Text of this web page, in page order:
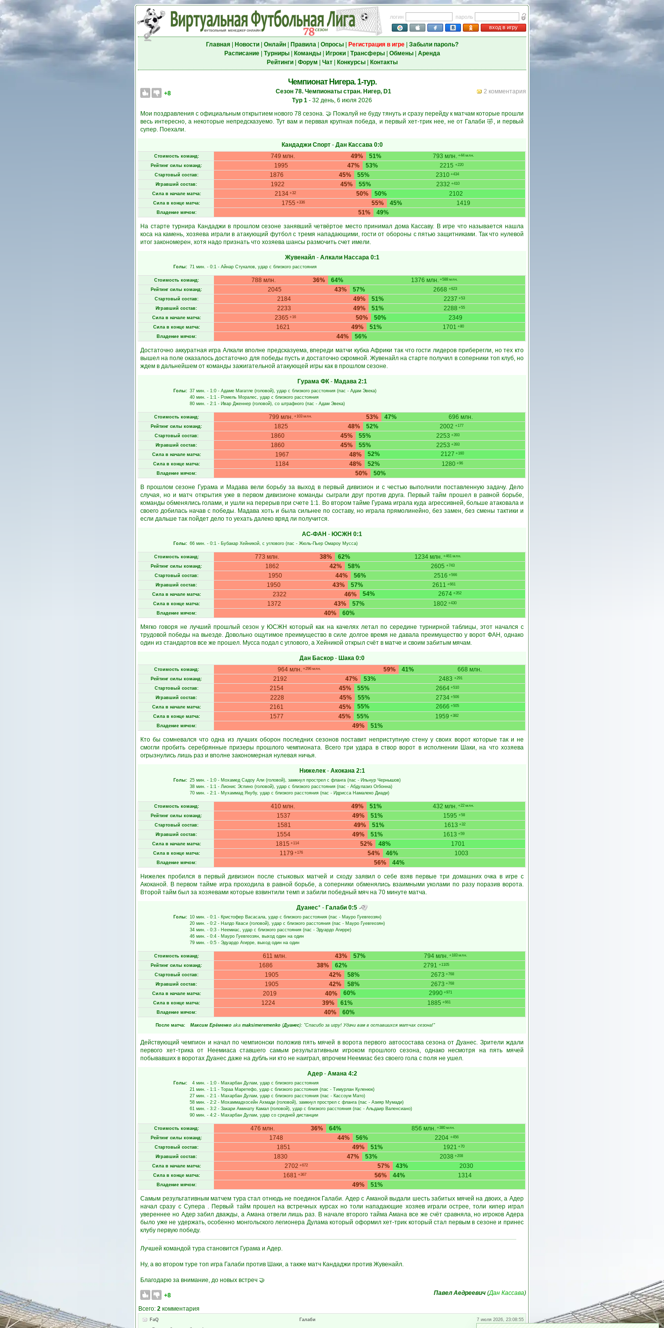
логин
пароль
вход в игру
Главная| Новости| Онлайн| Правила| Опросы| Регистрация в игре| Забыли пароль?
Расписание| Турниры| Команды| Игроки| Трансферы| Обмены| Аренда
Рейтинги| Форум Чат| Конкурсы| Контакты
Чемпионат Нигера. 1-тур.
+8 2 комментария
Сезон 78. Чемпионаты стран. Нигер, D1
Тур 1 - 32 день, 6 июля 2026
Мои поздравления с официальным открытием нового 78 сезона. 🤝 Пожалуй не буду тянуть и сразу перейду к матчам которые прошли
весь интересно, а некоторые непредсказуемо. Тут вам и перввая крупная победа, и первый хет-трик нее, не от Галаби 🤣, и первый
супер. Поехали.
Кандаджи Спорт- Дан Кассава 0:0
Стоимость команд: 49%
749 млн. 51% 793 млн. +44 млн.
Рейтинг силы команд: 47%
1995 53% 2215 +220
Стартовый состав: 45%
1876 55% 2310+434
Игравший состав: 45%
1922 55% 2332 +410
Сила в начале матча: 50%
2134 +32 50% 2102
Сила в конце матча: 55%
1755 +336 45% 1419
Владение мячом: 51%
49%
На старте турнира Кандаджи в прошлом сезоне занявший четвёртое место принимал дома Кассаву. В игре что называется нашла
коса на камень, хозяева играли в атакующий футбол с тремя нападающими, гости от обороны с пятью защитниками. Так что нулевой
итог закономерен, хотя надо признать что хозяева шансы размочить счет имели.
Жувенайл - Алкали Нассара 0:1
Голы: 71 мин. - 0:1 - Айнар Стукалов, удар с близкого расстояния
Стоимость команд: 36%
788 млн. 64% 1376 млн. +588 млн.
Рейтинг силы команд: 43%
2045 57% 2668 +623
Стартовый состав: 49%
2184 51% 2237 +53
Игравший состав: 49%
2233 51% 2288 +55
Сила в начале матча: 50%
2365 +16 50% 2349
Сила в конце матча: 49%
1621 51% 1701 +80
Владение мячом: 44%
56%
Достаточно аккуратная игра Алкали вполне предсказуема, впереди матчи кубка Африки так что гости лидеров приберегли, но тех кто
вышел на поле оказалось достаточно для победы пусть и достаточно скромной. Жувенайл на старте получил в соперники топ клуб, но
ждем в дальнейшем от команды зажигательной атакующей игры как в прошлом сезоне.
Гурама ФК- Мадава 2:1
Голы: 37 мин. - 1:0 - Адаме Магатле (головой), удар с близкого расстояния (пас - Адам Эвека)
40 мин. - 1:1 - Ромель Моралес, удар с близкого расстояния
80 мин. - 2:1 - Ивар Дженнер (головой), со штрафного (пас - Адам Эвека)
Стоимость команд: 53%
799 млн. +103 млн. 47% 696 млн.
Рейтинг силы команд: 48%
1825 52% 2002 +177
Стартовый состав: 45%
1860 55% 2253 +393
Игравший состав: 45%
1860 55% 2253 +393
Сила в начале матча: 48%
1967 52% 2127 +160
Сила в конце матча: 48%
1184 52% 1280 +96
Владение мячом: 50%
50%
В прошлом сезоне Гурама и Мадава вели борьбу за выход в первый дивизион и с честью выполнили поставленную задачу. Дело
случая, но и матч открытия уже в первом дивизионе команды сыграли друг против друга. Первый тайм прошел в равной борьбе,
команды обменялись голами, и ушли на перерыв при счете 1:1. Во втором тайме Гурама играла куда агрессивней, больше атаковала и
своего добилась начав с победы. Мадава хоть и была сильнее по составу, но играла прямолинейно, без замен, без смены тактики и
если дальше так пойдет дело то уехать далеко вряд ли получится.
АС-ФАН - ЮСЖН 0:1
Голы: 66 мин. - 0:1 - Бубакар Хейникой, с углового (пас - Жюль-Пьер Омароу Мусса)
Стоимость команд: 38%
773 млн. 62% 1234 млн. +461 млн.
Рейтинг силы команд: 42%
1862 58% 2605 +743
Стартовый состав: 44%
1950 56% 2516 +566
Игравший состав: 43%
1950 57% 2611 +661
Сила в начале матча: 46%
2322 54% 2674 +352
Сила в конце матча: 43%
1372 57% 1802 +430
Владение мячом: 40%
60%
Мягко говоря не лучший прошлый сезон у ЮСЖН который как на качелях летал по середине турнирной таблицы, этот начался с
трудовой победы на выезде. Довольно ощутимое преимущество в силе долгое время не давала преимущество у ворот ФАН, однако
один из стандартов все же прошел. Мусса подал с углового, а Хейникой открыл счёт в матче и своим забитым мячам.
Дан Баскор - Шака 0:0
Стоимость команд: 59%
964 млн. +296 млн. 41% 668 млн.
Рейтинг силы команд: 47%
2192 53% 2483 +291
Стартовый состав: 45%
2154 55% 2664 +510
Игравший состав: 45%
2228 55% 2734 +506
Сила в начале матча: 45%
2161 55% 2666 +505
Сила в конце матча: 45%
1577 55% 1959 +382
Владение мячом: 49%
51%
Кто бы сомневался что одна из лучших оборон последних сезонов поставит неприступную стену у своих ворот которые так и не
смогли пробить серебрянные призеры прошлого чемпионата. Всего три удара в створ ворот в исполнении Шаки, на что хозяева
огрызнулись лишь раз и вполне закономерная нулевая ничья.
Нижелек- Акокана 2:1
Голы: 25 мин. - 1:0 - Мохамед Садоу Али (головой), замкнул прострел с фланга (пас - Ильнур Чернышов)
38 мин. - 1:1 - Лионис Эспино (головой), удар с близкого расстояния (пас - Абдулазиз Огбонна)
70 мин. - 2:1 - Мухаммад Якубу, удар с близкого расстояния (пас - Идрисса Намалеко Диади)
Стоимость команд: 49%
410 млн. 51% 432 млн. +22 млн.
Рейтинг силы команд: 49%
1537 51% 1595 +58
Стартовый состав: 49%
1581 51% 1613 +32
Игравший состав: 49%
1554 51% 1613 +59
Сила в начале матча: 52%
1815 +114 48% 1701
Сила в конце матча: 54%
1179 +176 46% 1003
Владение мячом: 56%
44%
Нижелек пробился в первый дивизион после стыковых матчей и сходу заявил о себе взяв первые три домашних очка в игре с
Акоканой. В первом тайме игра проходила в равной борьбе, а соперники обменялись взаимными уколами по разу поразив ворота.
Второй тайм был за хозяевами которые взвинтили темп и забили победный мяч на 70 минуте матча.
Дуанес* - Галаби 0:5
Голы: 10 мин. - 0:1 - Кристофер Васасала, удар с близкого расстояния (пас - Мауро Гуевгеозян)
20 мин. - 0:2 - Налдо Кваси (головой), удар с близкого расстояния (пас - Мауро Гуевгеозян)
34 мин. - 0:3 - Неемиас, удар с близкого расстояния (пас - Эдуардо Агирре)
46 мин. - 0:4 - Мауро Гуевгеозян, выход один на один
79 мин. - 0:5 - Эдуардо Агирре, выход один на один
Стоимость команд: 43%
611 млн. 57% 794 млн. +183 млн.
Рейтинг силы команд: 38%
1686 62% 2791 +1105
Стартовый состав: 42%
1905 58% 2673 +768
Игравший состав: 42%
1905 58% 2673 +768
Сила в начале матча: 40%
2019 60% 2990+971
Сила в конце матча: 39%
1224 61% 1885 +661
Владение мячом: 40% 60%
После матча: Максим Ерёменко aka maksimeremenko (Дуанес): "Спасибо за игру! Удачи вам в оставшихся матчах сезона!"
Действующий чемпион и начал по чемпионски положив пять мячей в ворота первого автосостава сезона от Дуанес. Зрители ждали
первого хет-трика от Неемиаса ставшего самым результативным игроком прошлого сезона, однако несмотря на пять мячей
побывавших в воротах Дуанес даже на дубль ни кто не наиграл, впрочем Неемиас без своего гола с поля не ушел.
Адер- Амана 4:2
Голы: 4 мин. - 1:0 - Махарбан Дулам, удар с близкого расстояния
21 мин. - 1:1 - Тораа Маретефо, удар с близкого расстояния (пас - Тимурлан Куленюк)
27 мин. - 2:1 - Махарбан Дулам, удар с близкого расстояния (пас - Кассоум Мато)
58 мин. - 2:2 - Мохаммадхосейн Ахмади (головой), замкнул прострел с фланга (пас - Азияр Мумади)
61 мин. - 3:2 - Закари Аминату Камал (головой), удар с близкого расстояния (пас - Альдаир Валенсиано)
90 мин. - 4:2 - Махарбан Дулам, удар со средней дистанции
Стоимость команд: 36%
476 млн. 64% 856 млн. +380 млн.
Рейтинг силы команд: 44%
1748 56% 2204 +456
Стартовый состав: 49%
1851 51% 1921 +70
Игравший состав: 47%
1830 53% 2038 +208
Сила в начале матча: 57%
2702 +672 43% 2030
Сила в конце матча: 56%
1681 +367 44% 1314
Владение мячом: 49%
51%
Самым результативным матчем тура стал отнюдь не поединок Галаби. Адер с Аманой выдали шесть забитых мячей на двоих, а Адер
начал сразу с Супера . Первый тайм прошел на встречных курсах но толи нападающие хозяев играли острее, толи кипер играл
увереннее но Адер забил дважды, а Амана отвели лишь раз. В начале второго тайма Амана все же счёт сравняла, но игроков Адера
было уже не удержать, особенно монгольского легионера Дулама который оформил хет-трик который стал первым в сезоне и принес
клубу первую победу.
Лучшей командой тура становится Гурама и Адер.
Ну, а во втором туре топ игра Галаби против Шаки, а также матч Кандаджи против Жувенайл.
Благодарю за внимание, до новых встреч 🤝
+8 Павел Аедреевич (Дан Кассава)
Всего: 2 комментария
FaQ Галаби 7 июля 2026, 23:08:55